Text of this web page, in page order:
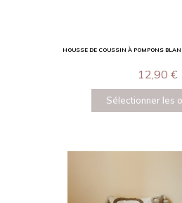
HOUSSE DE COUSSIN À POMPONS
12,90 €
Sélectionner les